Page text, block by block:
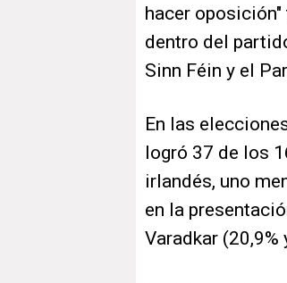
hacer oposición"
dentro del
Sinn Féin y el
En las
logró 37 de los
irlandés, uno
en la
Varadkar